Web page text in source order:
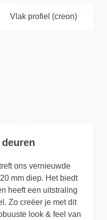
Vlak profiel (creon)
ons vernieuwde
mm diep. Het biedt
heeft een uitstraling
Zo creëer je met dit
look & feel van